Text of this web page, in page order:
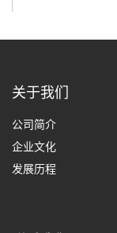
关于我们
公司简介
企业文化
发展历程